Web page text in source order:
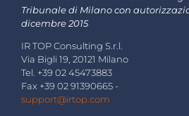
Tribunale di Milano con
dicembre 2015
IR TOP Consulting S.r.l.
Via Bigli 19, 20121 Milano
Tel. +39 02 45473883
Fax +39 02 91390665 -
support@irtop.com